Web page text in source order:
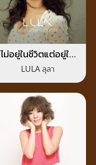
ไม่อยู่ในชีวิตแต่อยู่ใน
หัวใจ
LULA ลุลา